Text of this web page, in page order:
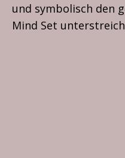
und symbolisch den
Mind Set